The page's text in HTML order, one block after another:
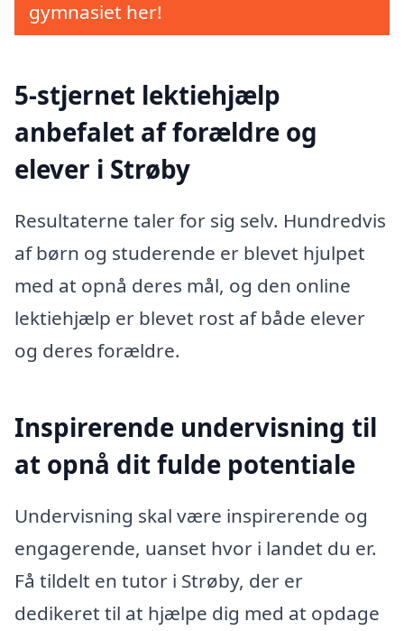
gymnasiet her!
5-stjernet lektiehjælp
anbefalet af forældre og
elever i Strøby
Resultaterne taler for sig selv. Hundredvis
af børn og studerende er blevet hjulpet
med at opnå deres mål, og den online
lektiehjælp er blevet rost af både elever
og deres forældre.
Inspirerende undervisning til
at opnå dit fulde potentiale
Undervisning skal være inspirerende og
engagerende, uanset hvor i landet du er.
Få tildelt en tutor i Strøby, der er
dedikeret til at hjælpe dig med at opdage